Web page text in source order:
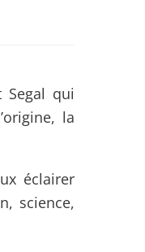
qui
la
éclairer
science,